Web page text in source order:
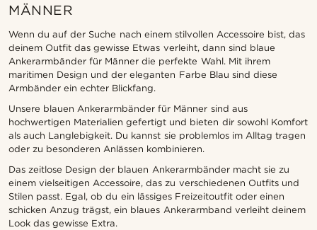
MÄNNER
Wenn du auf der Suche nach einem stilvollen Accessoire bist, das
deinem Outfit das gewisse Etwas verleiht, dann sind blaue
Ankerarmbänder für Männer die perfekte Wahl. Mit ihrem
maritimen Design und der eleganten Farbe Blau sind diese
Armbänder ein echter Blickfang.
Unsere blauen Ankerarmbänder für Männer sind aus
hochwertigen Materialien gefertigt und bieten dir sowohl Komfort
als auch Langlebigkeit. Du kannst sie problemlos im Alltag tragen
oder zu besonderen Anlässen kombinieren.
Das zeitlose Design der blauen Ankerarmbänder macht sie zu
einem vielseitigen Accessoire, das zu verschiedenen Outfits und
Stilen passt. Egal, ob du ein lässiges Freizeitoutfit oder einen
schicken Anzug trägst, ein blaues Ankerarmband verleiht deinem
Look das gewisse Extra.